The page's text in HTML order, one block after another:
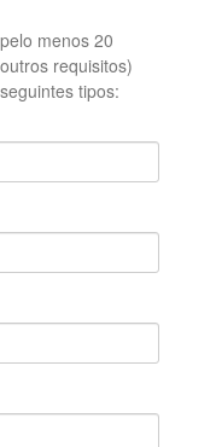
menos 20
requisitos)
tipos: